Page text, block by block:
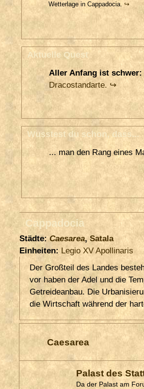
Wetterlage in Cappadocia. ↪
Aktuelle Quest
Aller Anfang ist schwer:
Dracostandarte. ↪
Wusstest du schon, dass...
... man den Rang eines
Cappadocia
Städte:Caesarea,Satala
Einheiten: Legio XV Apollinaris
Der Großteil des Landes
vor haben der Adel und die
Getreideanbau. Die
die Wirtschaft während der
Caesarea
Palast des
Da der Palast am